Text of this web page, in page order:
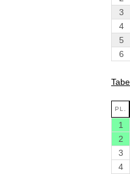
3
4
5
6
PL.
1
2
3
4